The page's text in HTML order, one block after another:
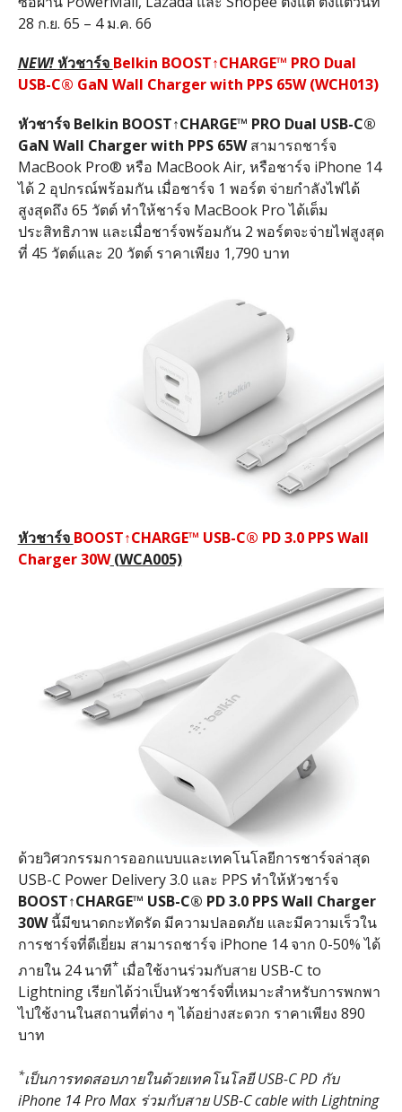
28 ก.ย. 65 – 4 ม.ค. 66
NEW! หัวชาร์จ Belkin BOOST↑CHARGE™ PRO Dual
USB-C® GaN Wall Charger with PPS 65W (WCH013)
หัวชาร์จ Belkin BOOST↑CHARGE™ PRO Dual USB-C®
GaN Wall Charger with PPS 65Wสามารถชาร์จ
MacBook Pro® หรือ MacBook Air, หรือชาร์จ iPhone 14
ได้ 2 อุปกรณ์พร้อมกัน เมื่อชาร์จ 1 พอร์ต จ่ายกำลังไฟได้
สูงสุดถึง 65 วัตต์ ทำให้ชาร์จ MacBook Pro ได้เต็ม
ประสิทธิภาพ และเมื่อชาร์จพร้อมกัน 2 พอร์ตจะจ่ายไฟสูงสุด
ที่ 45 วัตต์และ 20 วัตต์ ราคาเพียง 1,790 บาท
หัวชาร์จ BOOST↑CHARGE™ USB-C® PD 3.0 PPS Wall
Charger 30W(WCA005)
ด้วยวิศวกรรมการออกแบบและเทคโนโลยีการชาร์จล่าสุด
USB-C Power Delivery 3.0 และ PPS ทำให้หัวชาร์จ
BOOST↑CHARGE™ USB-C® PD 3.0 PPS Wall Charger
30Wนี้มีขนาดกะทัดรัด มีความปลอดภัย และมีความเร็วใน
การชาร์จที่ดีเยี่ยม สามารถชาร์จ iPhone 14 จาก 0-50% ได้
ภายใน 24 นาที*เมื่อใช้งานร่วมกับสาย USB-C to
Lightning เรียกได้ว่าเป็นหัวชาร์จที่เหมาะสำหรับการพกพา
ไปใช้งานในสถานที่ต่าง ๆ ได้อย่างสะดวก ราคาเพียง 890
บาท
*เป็นการทดสอบภายในด้วยเทคโนโลยีUSB-C PD กับ
iPhone 14Pro Max ร่วมกับสายUSB-C cable with Lightning